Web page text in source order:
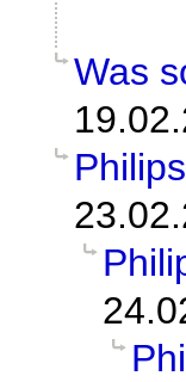
Was